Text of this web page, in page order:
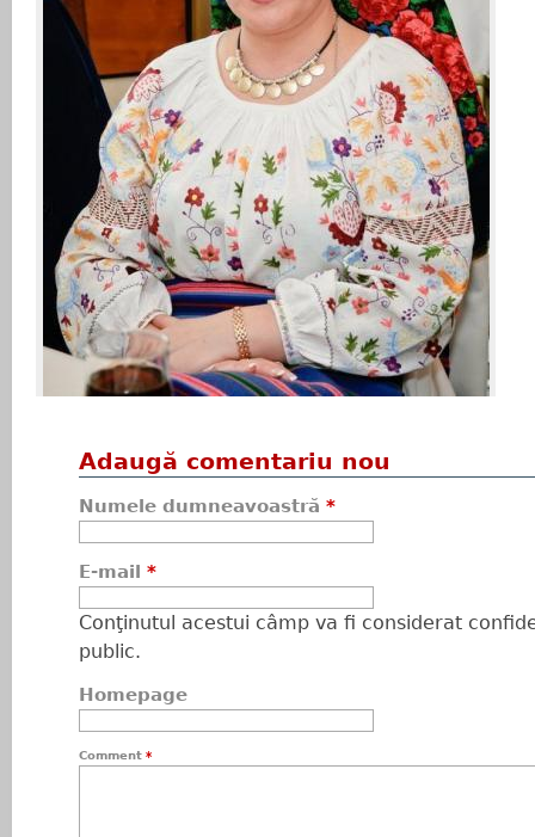
Adaugă comentariu nou
Numele dumneavoastră *
E-mail *
Conţinutul acestui câmp va fi considerat
public.
Homepage
Comment *